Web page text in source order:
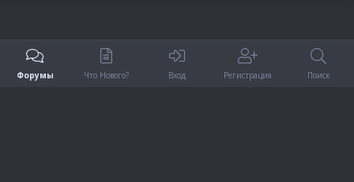
Форумы Что Нового? Вход Регистрация Поиск